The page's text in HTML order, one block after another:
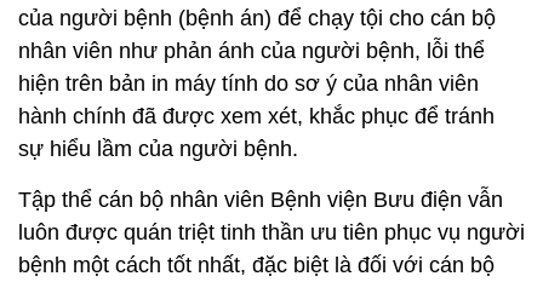
của người bệnh (bệnh án) để chạy tội cho cán bộ
nhân viên như phản ánh của người bệnh, lỗi thể
hiện trên bản in máy tính do sơ ý của nhân viên
hành chính đã được xem xét, khắc phục để tránh
sự hiểu lầm của người bệnh.
Tập thể cán bộ nhân viên Bệnh viện Bưu điện vẫn
luôn được quán triệt tinh thần ưu tiên phục vụ người
bệnh một cách tốt nhất, đặc biệt là đối với cán bộ